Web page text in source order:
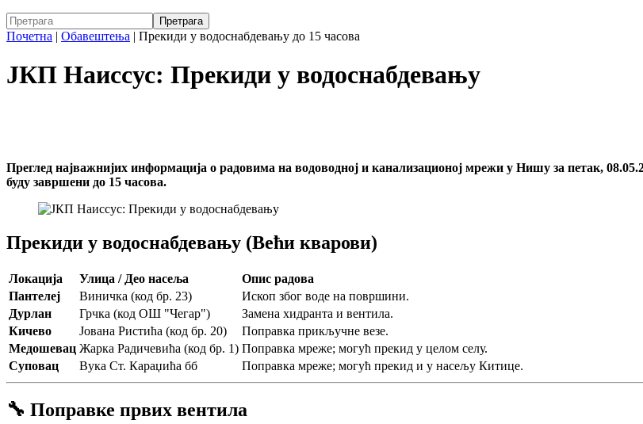
Почетна | Обавештења | Прекиди у водоснабдевању до 15 часова
ЈКП Наиссус: Прекиди у водоснабдевању
Преглед најважнијих информација о радовима на водоводној и канализационој мрежи у Нишу за петак,
буду завршени до 15 часова.
Прекиди у водоснабдевању (Већи кварови)
Локација Улица / Део насеља
Опис радова
Пантелеј
Виничка (код бр. 23)
Ископ због воде на површини.
Дурлан
Грчка (код ОШ "Чегар")
Замена хидранта и вентила.
Кичево
Јована Ристића (код бр. 20)
Поправка прикључне везе.
Медошевац Жарка Радичевића (код бр. 1) Поправка мреже; могућ прекид у целом селу.
Суповац
Вука Ст. Караџића бб Поправка мреже; могућ прекид и у насељу Китице.
🔧 Поправке првих вентила